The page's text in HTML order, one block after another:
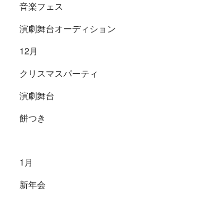
音楽フェス
演劇舞台オーディション
12月
クリスマスパーティ
演劇舞台
餅つき
1月
新年会